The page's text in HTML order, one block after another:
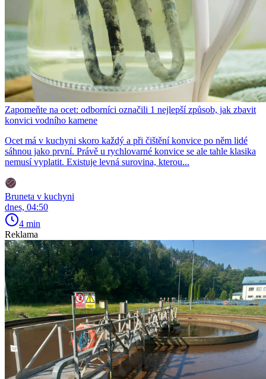
Zapomeňte na ocet: odborníci označili 1 nejlepší způsob, jak zbavit
konvici vodního kamene
Ocet má v kuchyni skoro každý a při čištění konvice po něm lidé
sáhnou jako první. Právě u rychlovarné konvice se ale tahle klasika
nemusí vyplatit. Existuje levná surovina, kterou...
Bruneta v kuchyni
dnes, 04:50
4 min
Reklama